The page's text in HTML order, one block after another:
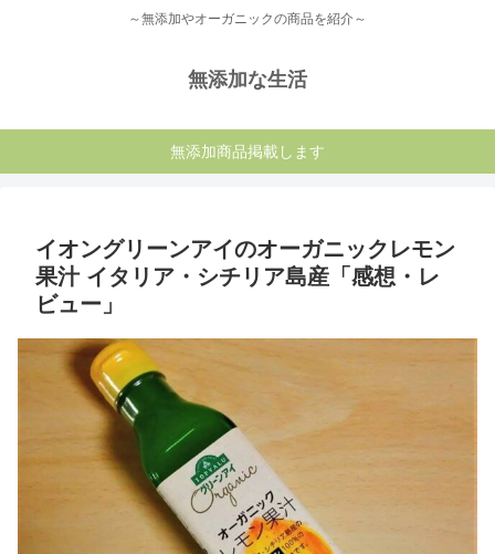
～無添加やオーガニックの商品を紹介～
無添加な生活
無添加商品掲載します
イオングリーンアイのオーガニックレモン
果汁 イタリア・シチリア島産「感想・レ
ビュー」